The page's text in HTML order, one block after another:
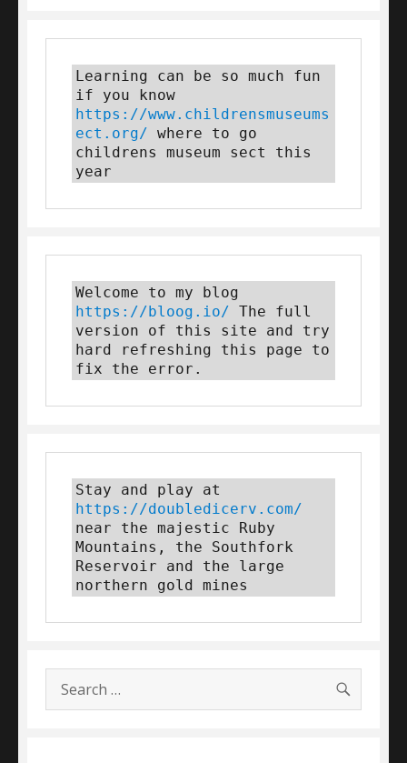
Learning can be so much fun
https://www.childrensmuseums
ect.org/ where to go
childrens museum sect this
year
https://bloog.io/ The full
version of this site and try
hard refreshing this page to
fix the error.
https://doubledicerv.com/
near the majestic Ruby
Mountains, the Southfork
Reservoir and the large
northern gold mines
Search
for: